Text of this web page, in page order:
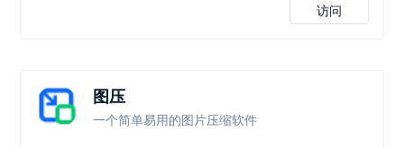
访问
图压
一个简单易用的图片压缩软件